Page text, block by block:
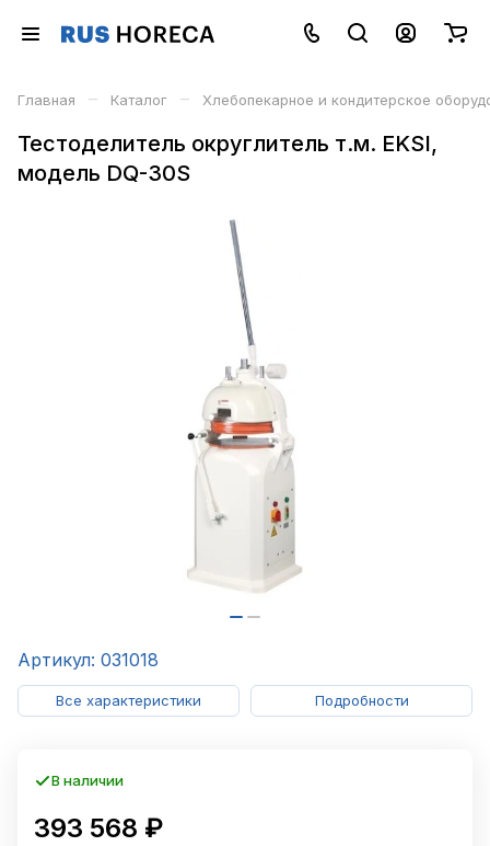
Главная – Каталог – Хлебопекарное и кондитерское
Тестоделитель округлитель т.м. EKSI,
модель DQ-30S
Артикул: 031018
Все характеристики Подробности
В наличии
393 568 ₽